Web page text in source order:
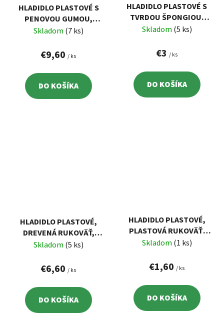
HLADIDLO PLASTOVÉ S
PENOVOU GUMOU,
275X135MM, GUMA HR.
Skladom (7 ks)
€9,60 / ks
DO KOŠÍKA
HLADIDLO PLASTOVÉ S
TVRDOU ŠPONGIOU,
270X130MM
Skladom (5 ks)
€3 / ks
DO KOŠÍKA
HLADIDLO PLASTOVÉ,
DREVENÁ RUKOVÄŤ,
400X175MM
Skladom (5 ks)
€6,60 / ks
DO KOŠÍKA
HLADIDLO PLASTOVÉ,
PLASTOVÁ RUKOVÄŤ,
270X130MM
Skladom (1 ks)
€1,60 / ks
DO KOŠÍKA